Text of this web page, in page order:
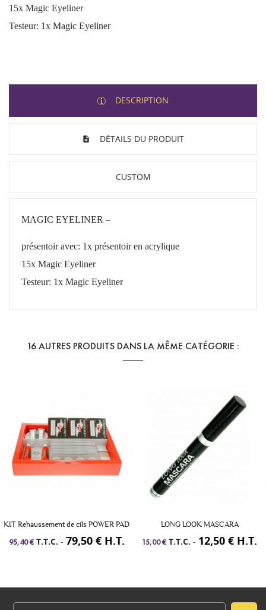
15x Magic Eyeliner
Testeur: 1x Magic Eyeliner
DESCRIPTION
DÉTAILS DU PRODUIT
CUSTOM
MAGIC EYELINER –
présentoir avec: 1x présentoir en acrylique
15x Magic Eyeliner
Testeur: 1x Magic Eyeliner
16 AUTRES PRODUITS DANS LA MÊME CATÉGORIE :
KIT Rehaussement de cils POWER PAD
95,40 € T.T.C. - 79,50 € H.T.
LONG LOOK MASCARA
15,00 € T.T.C. - 12,50 € H.T.